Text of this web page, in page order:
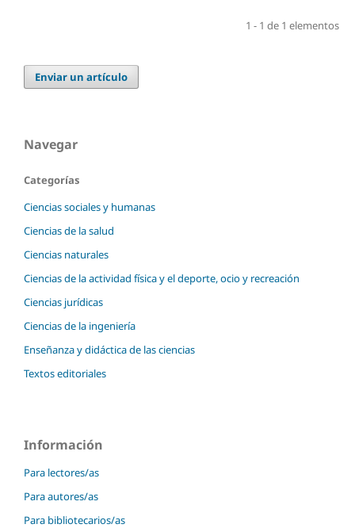
1 - 1 de 1 elementos
Enviar un artículo
Navegar
Categorías
Ciencias sociales y humanas
Ciencias de la salud
Ciencias naturales
Ciencias de la actividad física y el deporte, ocio y recreación
Ciencias jurídicas
Ciencias de la ingeniería
Enseñanza y didáctica de las ciencias
Textos editoriales
Información
Para lectores/as
Para autores/as
Para bibliotecarios/as